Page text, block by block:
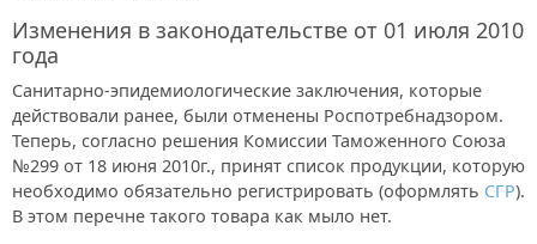
Изменения в законодательстве от 01 июля 2010
года
Санитарно-эпидемиологические заключения, которые
действовали ранее, были отменены Роспотребнадзором.
Теперь, согласно решения Комиссии Таможенного Союза
№299 от 18 июня 2010г., принят список продукции, которую
необходимо обязательно регистрировать (оформлять СГР).
В этом перечне такого товара как мыло нет.